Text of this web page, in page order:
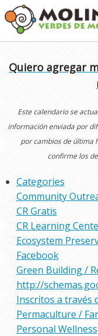
Skip
to
content
Quiero agregar
Este calendario se
información enviada por
por cambios de última
confirme los
Categories
Community
CR Gratis
CR Learning
Ecosystem
Facebook
Green Building /
http://
Inscritos a través
Permaculture /
Personal Wellness